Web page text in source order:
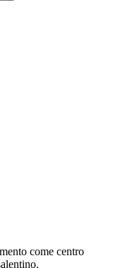
come centro